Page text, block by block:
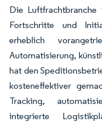
Die
Fortschritte und
erheblich
Automatisierung,
hat den
kosteneffektiver
Tracking,
integrierte